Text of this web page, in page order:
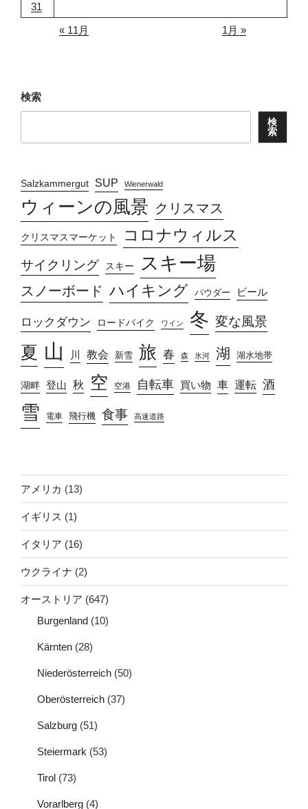
31
« 11月
1月 »
検索
検
索
Salzkammergut SUP Wienerwald
ウィーンの風景 クリスマス
クリスマスマーケット コロナウィルス
サイクリング スキー スキー場
スノーボード ハイキング パウダー ビール
ロックダウン ロードバイク ワイン 冬 変な風景
夏 山 川 教会 新雪 旅 春 森 氷河 湖 湖水地帯
湖畔 登山 秋 空 空港 自転車 買い物 車 運転 酒
雪 電車 飛行機 食事 高速道路
アメリカ (13)
イギリス (1)
イタリア (16)
ウクライナ (2)
オーストリア (647)
Burgenland (10)
Kärnten (28)
Niederösterreich (50)
Oberösterreich (37)
Salzburg (51)
Steiermark (53)
Tirol (73)
Vorarlberg (4)